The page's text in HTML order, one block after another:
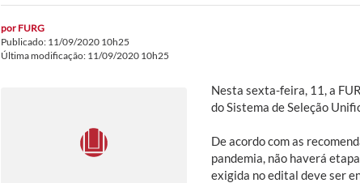
por FURG
Publicado: 11/09/2020 10h25
Última modificação: 11/09/2020 10h25
Nesta sexta-feira, 11, a
do Sistema de Seleção
De acordo com as
pandemia, não haverá
exigida no edital deve ser